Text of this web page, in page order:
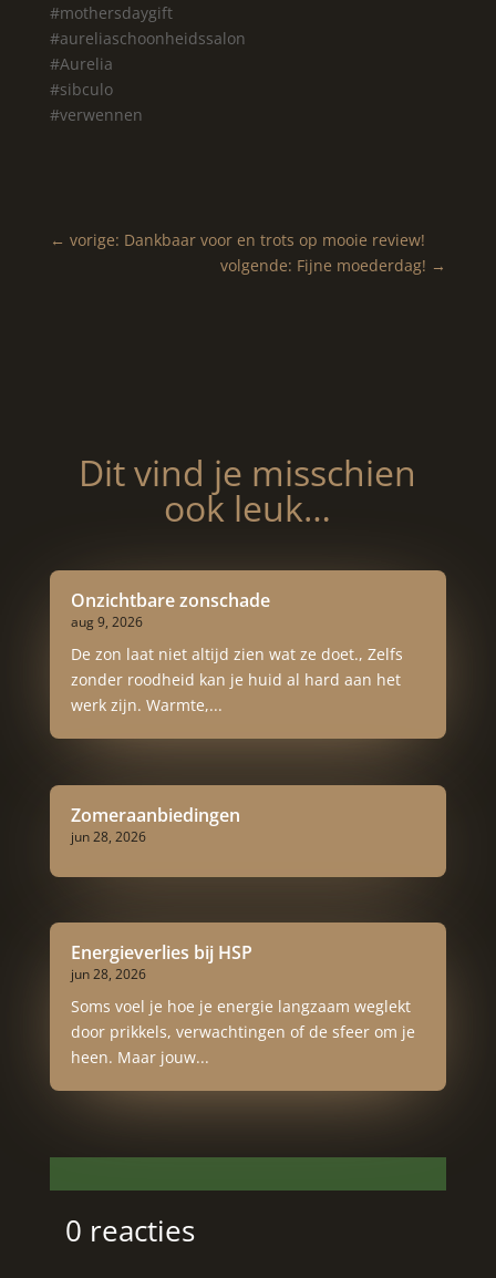
#mothersdaygift
#aureliaschoonheidssalon
#Aurelia
#sibculo
#verwennen
← vorige: Dankbaar voor en trots op mooie review!
volgende: Fijne moederdag! →
Dit vind je misschien
ook leuk…
Onzichtbare zonschade
aug 9, 2026
De zon laat niet altijd zien wat ze doet., Zelfs
zonder roodheid kan je huid al hard aan het
werk zijn. Warmte,...
Zomeraanbiedingen
jun 28, 2026
Energieverlies bij HSP
jun 28, 2026
Soms voel je hoe je energie langzaam weglekt
door prikkels, verwachtingen of de sfeer om je
heen. Maar jouw...
0 reacties